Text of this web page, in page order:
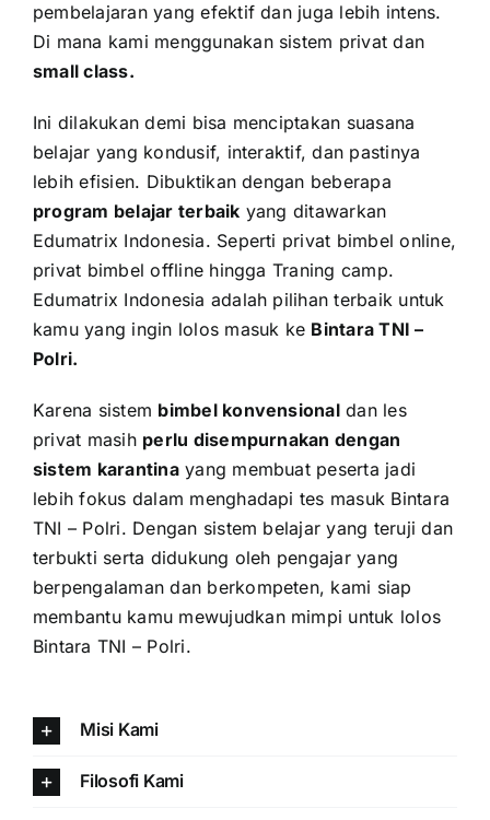
pembelajaran yang efektif dan juga lebih intens.
Di mana kami menggunakan sistem privat dan
small class.
Ini dilakukan demi bisa menciptakan suasana
belajar yang kondusif, interaktif, dan pastinya
lebih efisien. Dibuktikan dengan beberapa
program belajar terbaik yang ditawarkan
Edumatrix Indonesia. Seperti privat bimbel online,
privat bimbel offline hingga Traning camp.
Edumatrix Indonesia adalah pilihan terbaik untuk
kamu yang ingin lolos masuk ke Bintara TNI –
Polri.
Karena sistem bimbel konvensionaldan les
privat masih perlu disempurnakan dengan
sistem karantinayang membuat peserta jadi
lebih fokus dalam menghadapi tes masuk Bintara
TNI – Polri. Dengan sistem belajar yang teruji dan
terbukti serta didukung oleh pengajar yang
berpengalaman dan berkompeten, kami siap
membantu kamu mewujudkan mimpi untuk lolos
Bintara TNI – Polri.
Misi Kami
Filosofi Kami